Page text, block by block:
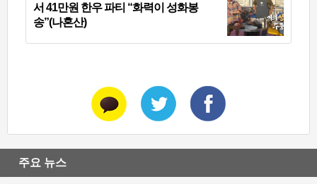
서 41만원 한우 파티 “화력이 성화봉
송”(나혼산)
주요 뉴스